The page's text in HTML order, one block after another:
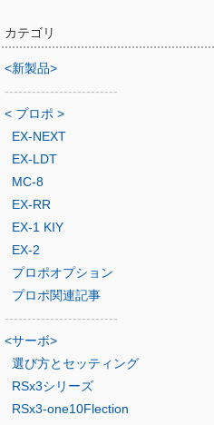
カテゴリ
<新製品>
-------------------------
< プロポ >
EX-NEXT
EX-LDT
MC-8
EX-RR
EX-1 KIY
EX-2
プロポオプション
プロポ関連記事
-------------------------
<サーボ>
選び方とセッティング
RSx3シリーズ
RSx3-one10Flection